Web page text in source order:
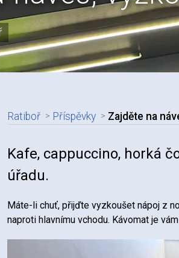
Ratiboř Příspěvky Zajděte na
Nadpis článku
Kafe, cappuccino, horká
úřadu.
Máte-li chuť, přijďte vyzkoušet nápoj z
naproti hlavnímu vchodu. Kávomat je